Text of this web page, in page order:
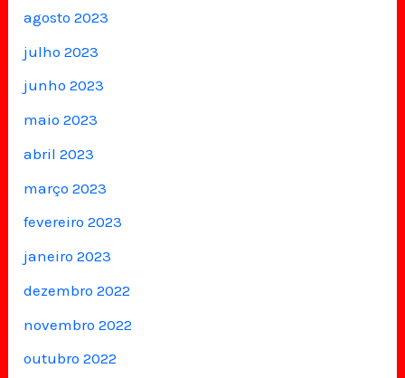
agosto 2023
julho 2023
junho 2023
maio 2023
abril 2023
março 2023
fevereiro 2023
janeiro 2023
dezembro 2022
novembro 2022
outubro 2022